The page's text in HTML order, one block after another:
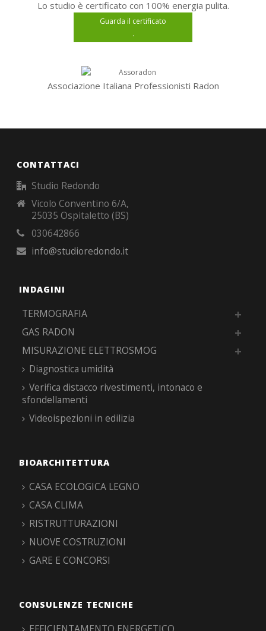
Lo studio è certificato con 100% energia pulita.
Guarda il certificato
.
Associazione Italiana Professionisti Radon
CONTATTACI
Studio Redondo
Vicolo Conventino 6/A,
25035 Ospitaletto (BS)
030642866
info@studioredondo.it
INDAGINI
TERMOGRAFIA
GAS RADON
MISURAZIONE ELETTROSMOG
Diagnostica umidità
Verifica distacco rivestimenti, intonaco e
sfondellamenti
Videoispezioni in edilizia
BIOARCHITETTURA
CASA ECOLOGICA LEGNO
CASA CLIMA
RISTRUTTURAZIONI
NUOVE COSTRUZIONI
GARE E CONCORSI
CONSULENZE TECNICHE
EFFICIENTAMENTO ENERGETICO